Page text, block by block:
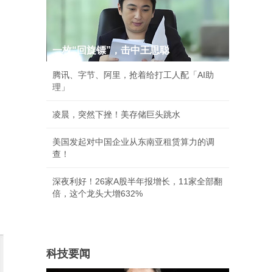
一枚“回旋镖”，击中王思聪
腾讯、字节、阿里，抢着给打工人配「AI助
理」
凌晨，突然下挫！美存储巨头跳水
美国发起对中国企业从东南亚租赁算力的调
查！
深夜利好！26家A股半年报增长，11家全部翻
倍，这个龙头大增632%
科技要闻